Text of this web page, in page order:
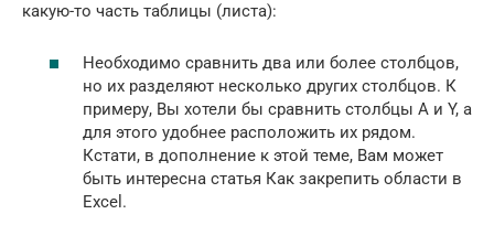
какую-то часть таблицы (листа):
Необходимо сравнить два или более столбцов,
но их разделяют несколько других столбцов. К
примеру, Вы хотели бы сравнить столбцы A и Y, а
для этого удобнее расположить их рядом.
Кстати, в дополнение к этой теме, Вам может
быть интересна статья Как закрепить области в
Excel.